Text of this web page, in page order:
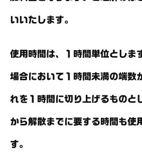
いいたします。
使用時間は、１時間単位としま
場合において１時間未満の端数
れを１時間に切り上げるものと
から解散までに要する時間も使
す。